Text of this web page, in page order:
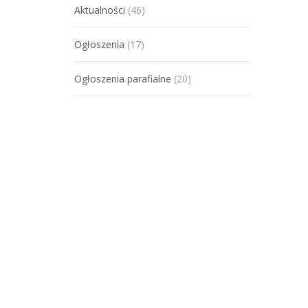
Aktualności (46)
Ogłoszenia (17)
Ogłoszenia parafialne (20)